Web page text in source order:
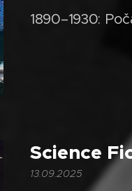
1890–1930:
Science
13.09.2025